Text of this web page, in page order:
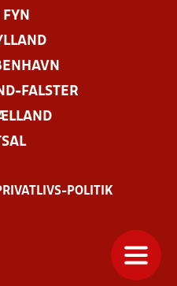
FYN
FALSTER
POLITIK